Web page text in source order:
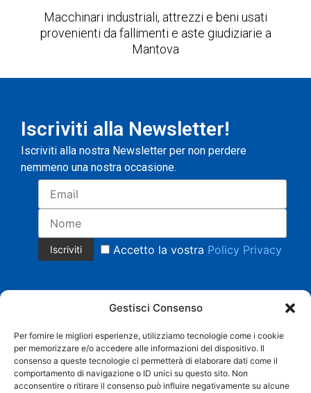
Gestisci Consenso
Per fornire le migliori esperienze, utilizziamo tecnologie come i cookie
per memorizzare e/o accedere alle informazioni del dispositivo. Il
consenso a queste tecnologie ci permetterà di elaborare dati come il
comportamento di navigazione o ID unici su questo sito. Non
acconsentire o ritirare il consenso può influire negativamente su alcune
Macchinari industriali, attrezzi e beni usati
provenienti da fallimenti e aste giudiziarie a
Mantova
Iscriviti alla Newsletter!
Iscriviti alla nostra Newsletter per non perdere
nemmeno una nostra occasione.
Accetto la vostra Policy Privacy
Copyright 2023 © Tutti i diritti riservati.
COMMERCIALE CRISTIAN MAGNANI Cell. +39 335 8158553 |
AMMINISTRAZIONE BARBARA SACCHI Cell. 338 3958219 |